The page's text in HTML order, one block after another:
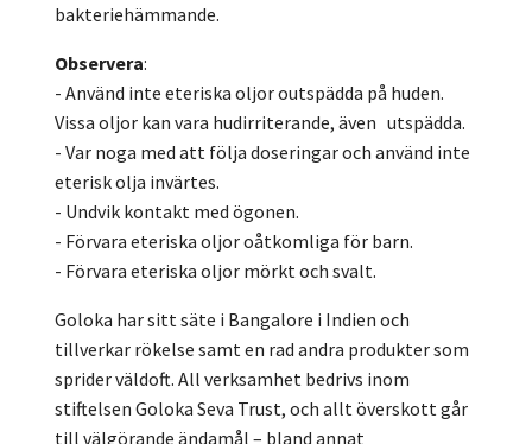
bakteriehämmande.
Observera:
- Använd inte eteriska oljor outspädda på huden.
Vissa oljor kan vara hudirriterande, även utspädda.
- Var noga med att följa doseringar och använd inte
eterisk olja invärtes.
- Undvik kontakt med ögonen.
- Förvara eteriska oljor oåtkomliga för barn.
- Förvara eteriska oljor mörkt och svalt.
Goloka har sitt säte i Bangalore i Indien och
tillverkar rökelse samt en rad andra produkter som
sprider väldoft. All verksamhet bedrivs inom
stiftelsen Goloka Seva Trust, och allt överskott går
till välgörande ändamål – bland annat